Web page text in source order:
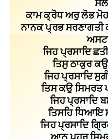
ਕਾਮ ਕ੍ਰੋਧ ਅਰੁ ਲੋਭ
ਨਾਨਕ ਪ੍ਰਭ ਸਰਣਾਗਤੀ
ਜਿਹ ਪ੍ਰਸਾਦਿ
ਤਿਸੁ ਠਾਕੁਰ
ਜਿਹ ਪ੍ਰਸਾਦਿ
ਤਿਸ ਕਉ ਸਿਮਰਤ
ਜਿਹ ਪ੍ਰਸਾਦਿ
ਤਿਸਹਿ ਧਿਆਇ
ਜਿਹ ਪ੍ਰਸਾਦਿ